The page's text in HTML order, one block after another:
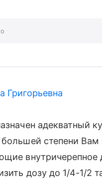
Григорьевна
адекватный
степени
дозу до 1/4-1/2